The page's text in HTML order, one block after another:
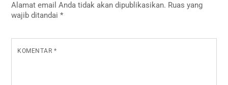
Alamat email Anda tidak akan dipublikasikan. Ruas yang
wajib ditandai*
KOMENTAR *